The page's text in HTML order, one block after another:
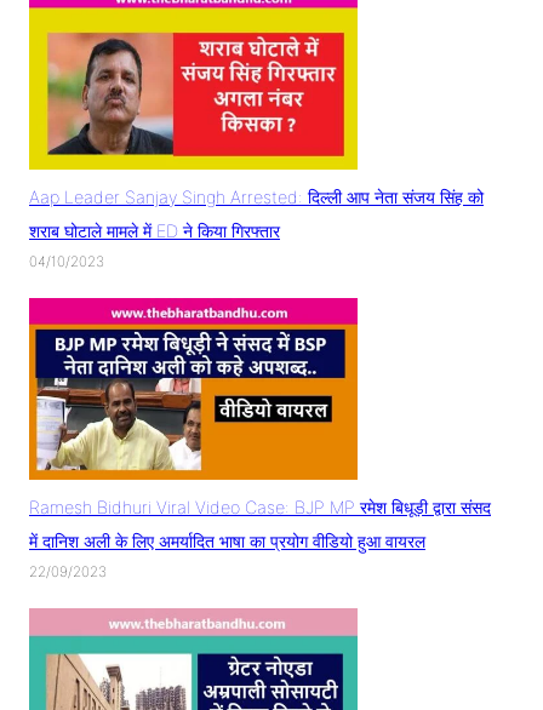
Aap Leader Sanjay Singh Arrested: दिल्ली आप नेता संजय सिंह को
शराब घोटाले मामले में ED ने किया गिरफ्तार
04/10/2023
Ramesh Bidhuri Viral Video Case: BJP MP रमेश बिधूड़ी द्वारा संसद
में दानिश अली के लिए अमर्यादित भाषा का प्रयोग वीडियो हुआ वायरल
22/09/2023